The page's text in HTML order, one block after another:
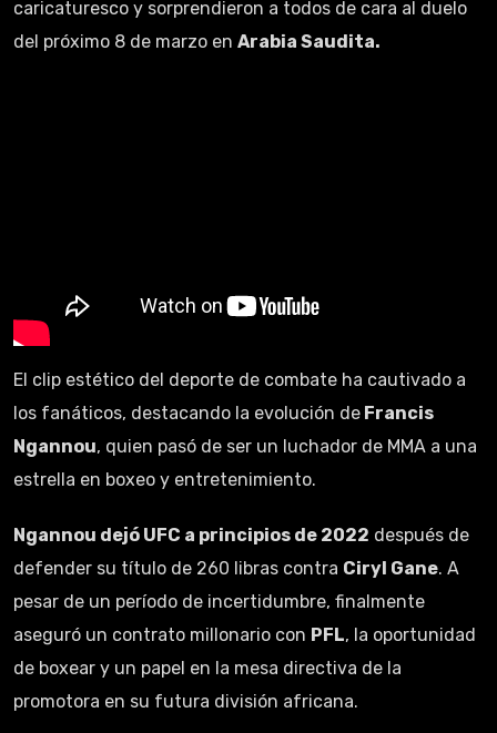
caricaturesco y sorprendieron a todos de cara al duelo
del próximo 8 de marzo en Arabia Saudita.
El clip estético del deporte de combate ha cautivado a
los fanáticos, destacando la evolución de Francis
Ngannou, quien pasó de ser un luchador de MMA a una
estrella en boxeo y entretenimiento.
Ngannou dejó UFC a principios de 2022 después de
defender su título de 260 libras contra Ciryl Gane. A
pesar de un período de incertidumbre, finalmente
aseguró un contrato millonario con PFL, la oportunidad
de boxear y un papel en la mesa directiva de la
promotora en su futura división africana.